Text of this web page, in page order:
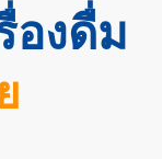
องดื่ม